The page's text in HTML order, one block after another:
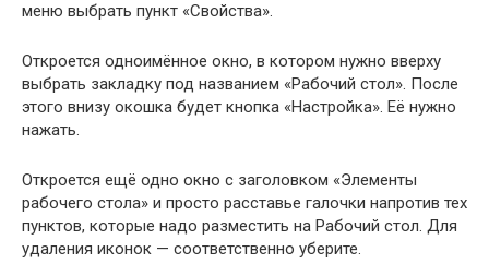
меню выбрать пункт «Свойства».
Откроется одноимённое окно, в котором нужно вверху
выбрать закладку под названием «Рабочий стол». После
этого внизу окошка будет кнопка «Настройка». Её нужно
нажать.
Откроется ещё одно окно с заголовком «Элементы
рабочего стола» и просто расставье галочки напротив тех
пунктов, которые надо разместить на Рабочий стол. Для
удаления иконок — соответственно уберите.